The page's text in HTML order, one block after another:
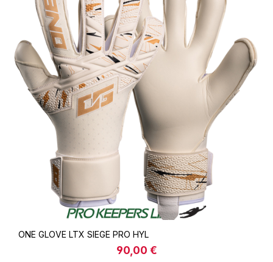
ONE GLOVE LTX SIEGE PRO HYL
Regulärer Preis:
90,00 €